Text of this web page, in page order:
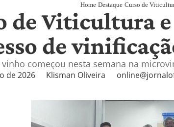
Home Destaque Curso de
de Viticultura
de
começou nesta semana na
de 2026 Klisman Oliveira